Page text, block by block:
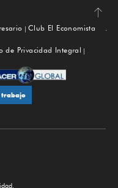
Subir
Club El Economista
de Privacidad Integral
trabajo
.